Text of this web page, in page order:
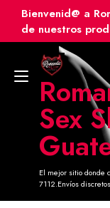
contenido
Bienvenid@ a
de nuestros
Sex
El mejor sitio donde
7112.Envíos
Alternar